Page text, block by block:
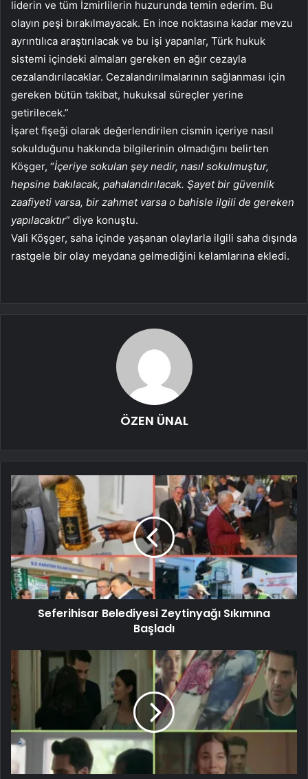
liderin ve tüm İzmirlilerin huzurunda temin ederim. Bu
olayın peşi bırakılmayacak. En ince noktasına kadar mevzu
ayrıntılıca araştırılacak ve bu işi yapanlar, Türk hukuk
sistemi içindeki almaları gereken en ağır cezayla
cezalandırılacaklar. Cezalandırılmalarının sağlanması için
gereken bütün takibat, hukuksal süreçler yerine
getirilecek.”
İşaret fişeği olarak değerlendirilen cismin içeriye nasıl
sokulduğunu hakkında bilgilerinin olmadığını belirten
Köşger, “İçeriye sokulan şey nedir, nasıl sokulmuştur,
hepsine bakılacak, pahalandırılacak. Şayet bir güvenlik
zaafiyeti varsa, bir zahmet varsa o bahisle ilgili de gereken
yapılacaktır” diye konuştu.
Vali Köşger, saha içinde yaşanan olaylarla ilgili saha dışında
rastgele bir olay meydana gelmediğini kelamlarına ekledi.
ÖZEN ÜNAL
Seferihisar Belediyesi Zeytinyağı Sıkımına
Başladı